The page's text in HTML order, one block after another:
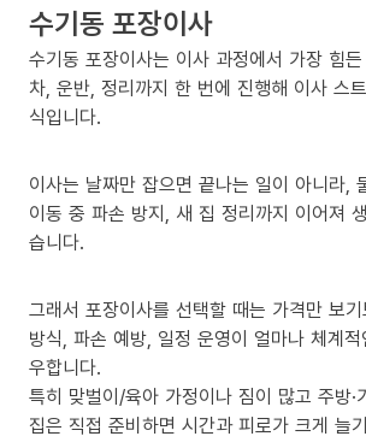
수기동 포장이사
수기동 포장이사는 이사 과정에서 가장 힘
차, 운반, 정리까지 한 번에 진행해 이사 스
식입니다.
이사는 날짜만 잡으면 끝나는 일이 아니라,
이동 중 파손 방지, 새 집 정리까지 이어져
습니다.
그래서 포장이사를 선택할 때는 가격만 보
방식, 파손 예방, 일정 운영이 얼마나 체계
우합니다.
특히 맞벌이/육아 가정이나 짐이 많고 주방·
집은 직접 준비하면 시간과 피로가 크게 늘